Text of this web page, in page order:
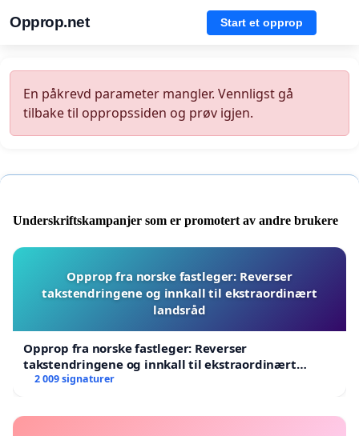
Opprop.net Start et opprop
En påkrevd parameter mangler. Vennligst gå
tilbake til oppropssiden og prøv igjen.
Underskriftskampanjer som er promotert av andre brukere
Opprop fra norske fastleger: Reverser
takstendringene og innkall til ekstraordinært
landsråd
Opprop fra norske fastleger: Reverser
takstendringene og innkall til ekstraordinært
landsråd
2 009 signaturer